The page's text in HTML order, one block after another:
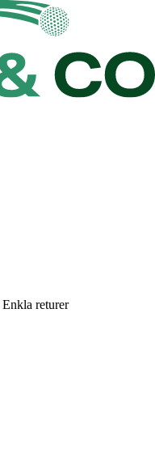
Enkla returer